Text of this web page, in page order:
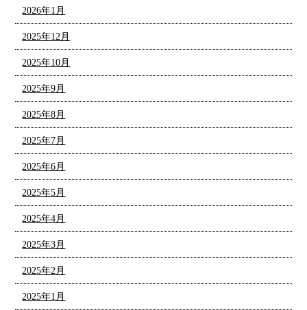
2026年1月
2025年12月
2025年10月
2025年9月
2025年8月
2025年7月
2025年6月
2025年5月
2025年4月
2025年3月
2025年2月
2025年1月